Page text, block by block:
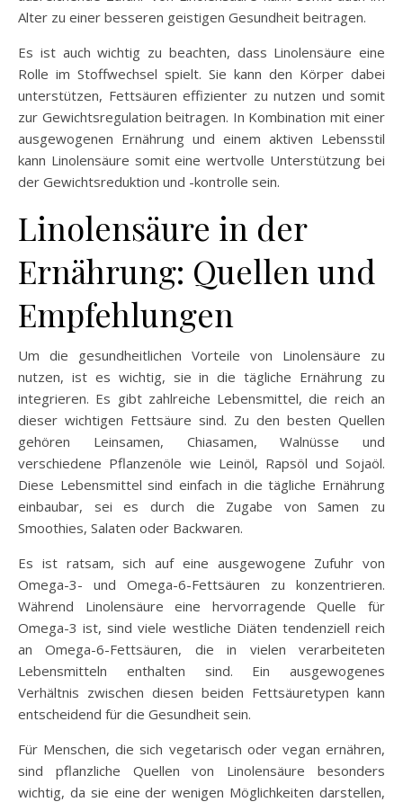
Alter zu einer besseren geistigen Gesundheit beitragen.
Es ist auch wichtig zu beachten, dass Linolensäure eine
Rolle im Stoffwechsel spielt. Sie kann den Körper dabei
unterstützen, Fettsäuren effizienter zu nutzen und somit
zur Gewichtsregulation beitragen. In Kombination mit einer
ausgewogenen Ernährung und einem aktiven Lebensstil
kann Linolensäure somit eine wertvolle Unterstützung bei
der Gewichtsreduktion und -kontrolle sein.
Linolensäure in der
Ernährung: Quellen und
Empfehlungen
Um die gesundheitlichen Vorteile von Linolensäure zu
nutzen, ist es wichtig, sie in die tägliche Ernährung zu
integrieren. Es gibt zahlreiche Lebensmittel, die reich an
dieser wichtigen Fettsäure sind. Zu den besten Quellen
gehören Leinsamen, Chiasamen, Walnüsse und
verschiedene Pflanzenöle wie Leinöl, Rapsöl und Sojaöl.
Diese Lebensmittel sind einfach in die tägliche Ernährung
einbaubar, sei es durch die Zugabe von Samen zu
Smoothies, Salaten oder Backwaren.
Es ist ratsam, sich auf eine ausgewogene Zufuhr von
Omega-3- und Omega-6-Fettsäuren zu konzentrieren.
Während Linolensäure eine hervorragende Quelle für
Omega-3 ist, sind viele westliche Diäten tendenziell reich
an Omega-6-Fettsäuren, die in vielen verarbeiteten
Lebensmitteln enthalten sind. Ein ausgewogenes
Verhältnis zwischen diesen beiden Fettsäuretypen kann
entscheidend für die Gesundheit sein.
Für Menschen, die sich vegetarisch oder vegan ernähren,
sind pflanzliche Quellen von Linolensäure besonders
wichtig, da sie eine der wenigen Möglichkeiten darstellen,